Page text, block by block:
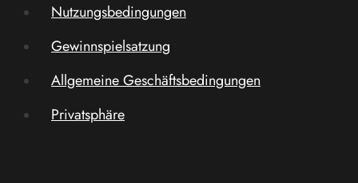
Nutzungsbedingungen
Gewinnspielsatzung
Allgemeine Geschäftsbedingungen
Privatsphäre